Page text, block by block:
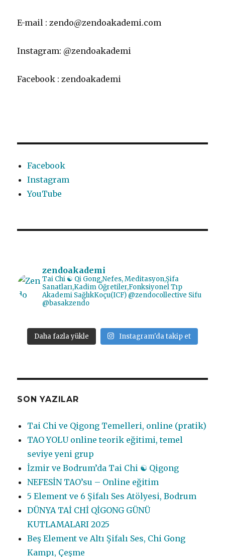
E-mail : zendo@zendoakademi.com
Instagram: @zendoakademi
Facebook : zendoakademi
Facebook
Instagram
YouTube
zendoakademi
Tai Chi ☯️ Qi Gong,Nefes, Meditasyon,Şifa
Sanatları,Kadim Öğretiler,Fonksiyonel Tıp
Akademi SağlıkKoçu(ICF) @zendocollective Sifu
@basakzendo
Daha fazla yükle Instagram'da takip et
SON YAZILAR
Tai Chi ve Qigong Temelleri, online (pratik)
TAO YOLU online teorik eğitimi, temel
seviye yeni grup
İzmir ve Bodrum’da Tai Chi ☯️ Qigong
NEFESİN TAO’su – Online eğitim
5 Element ve 6 Şifalı Ses Atölyesi, Bodrum
DÜNYA TAİ CHİ QİGONG GÜNÜ
KUTLAMALARI 2025
Beş Element ve Altı Şifalı Ses, Chi Gong
Kampı, Çeşme